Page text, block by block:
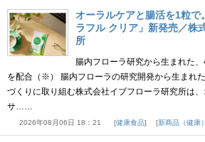
オーラルケアと腸活を1粒で
ラフル クリア」新発売／株
所
腸内フローラ研究から生まれた
を配合（※） 腸内フローラの研究開発から生まれ
づくりに取り組む株式会社イブフローラ研究所は
サ……
2026年08月06日 18：21 健康食品 新商品（健康）